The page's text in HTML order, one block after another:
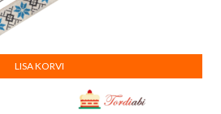
LISA KORVI